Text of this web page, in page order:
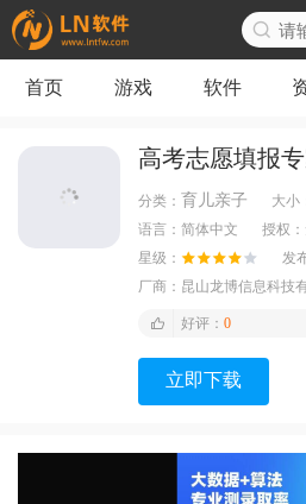
首页 游戏 软件
高考志愿填报
分类： 育儿亲子 大小
语言： 简体中文 授权：
星级：
发
厂商： 昆山龙博信息科技
好评： 0
立即下载